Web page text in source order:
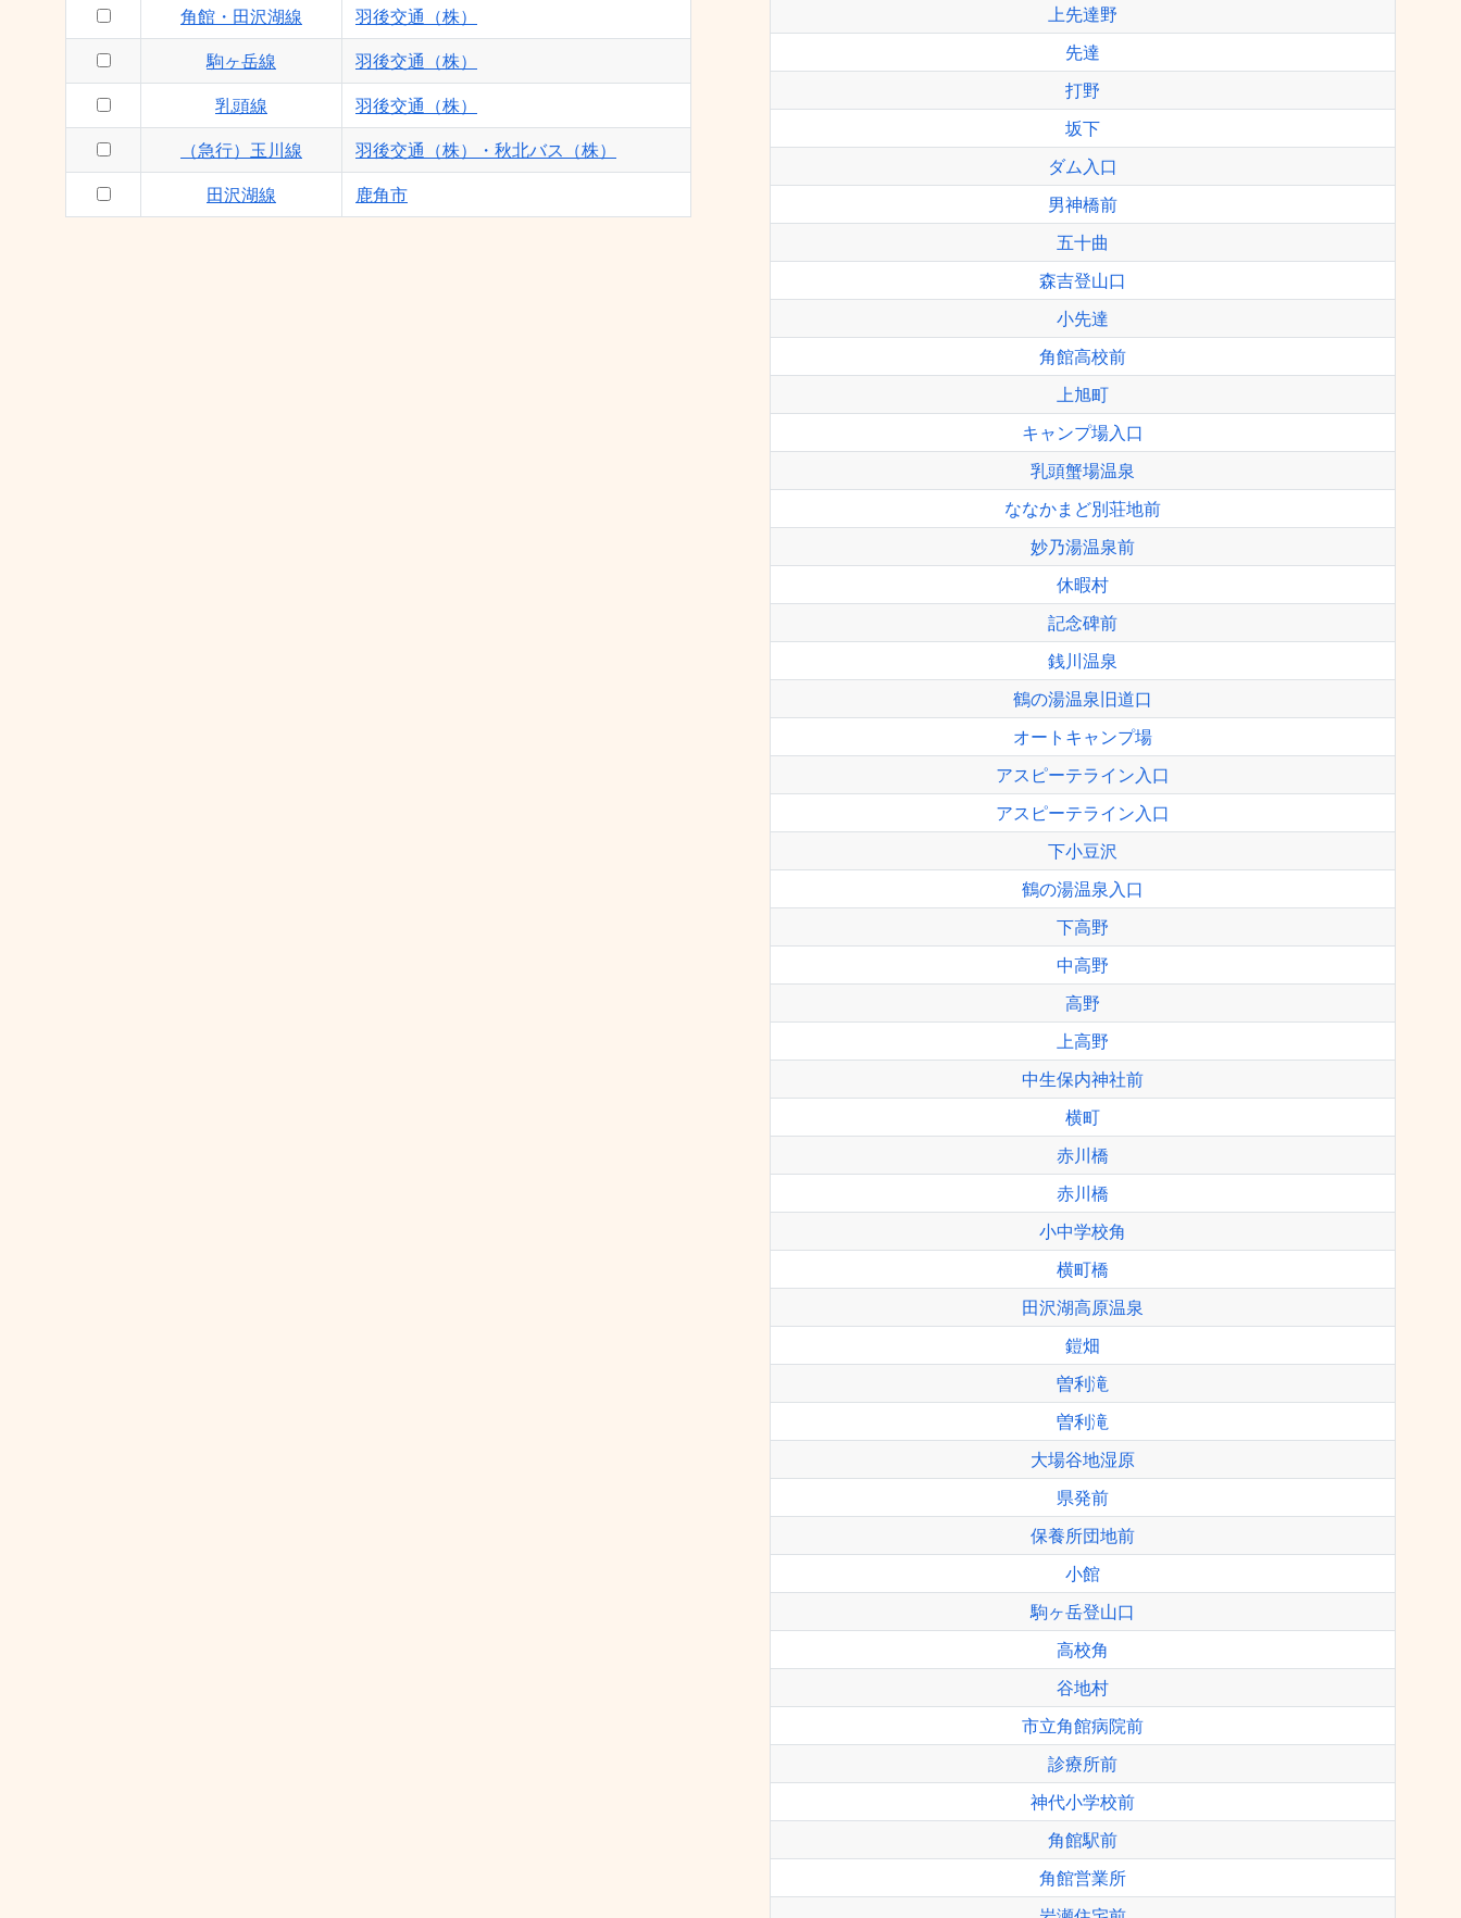
角館・田沢湖線 羽後交通（株）
駒ヶ岳線 羽後交通（株）
乳頭線 羽後交通（株）
（急行）玉川線 羽後交通（株）・秋北バス（株）
田沢湖線 鹿角市
上先達野
先達
打野
坂下
ダム入口
男神橋前
五十曲
森吉登山口
小先達
角館高校前
上旭町
キャンプ場入口
乳頭蟹場温泉
ななかまど別荘地前
妙乃湯温泉前
休暇村
記念碑前
銭川温泉
鶴の湯温泉旧道口
オートキャンプ場
アスピーテライン入口
アスピーテライン入口
下小豆沢
鶴の湯温泉入口
下高野
中高野
高野
上高野
中生保内神社前
横町
赤川橋
赤川橋
小中学校角
横町橋
田沢湖高原温泉
鎧畑
曽利滝
曽利滝
大場谷地湿原
県発前
保養所団地前
小館
駒ヶ岳登山口
高校角
谷地村
市立角館病院前
診療所前
神代小学校前
角館駅前
角館営業所